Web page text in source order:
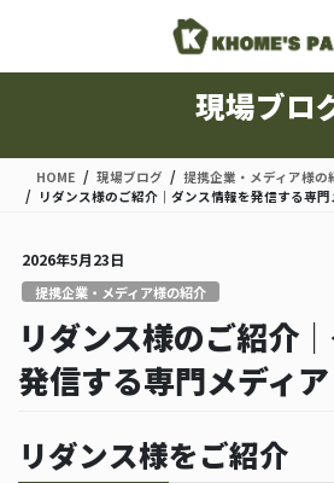
移
ン
現場ブロ
HOME 現場ブログ
提携企業・メディア様の
リダンス様のご紹介｜ダンス情報を発信する専門
2026年5月23日
提携企業・メディア様の紹介
リダンス様のご紹介
発信する専門メディア
リダンス様をご紹介